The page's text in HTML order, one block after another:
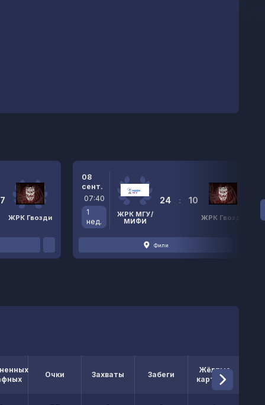
ЖРК Гвозди
08
сент.
07:40
1
нед.
ЖРК МГУ/
МИФИ
24 : 10
ЖРК Гвозди
Фили
Очки Захваты Забеги
Жёлтые
карточки